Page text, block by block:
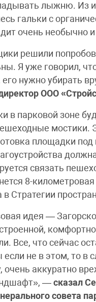
лыжню. Из
гальки с
очень необычно и
решили
Я уже говорил,
его нужно убирать
ООО
в парковой зоне
мостики.
площадки
связать
8-
Стратегии
идея —
Все, что сейчас
не в этом, то в
очень аккуратно
—сказал
совета